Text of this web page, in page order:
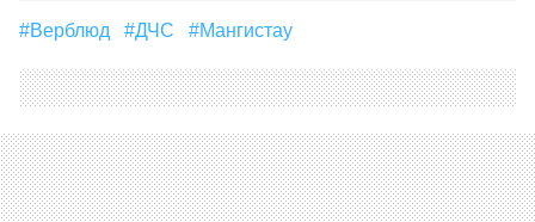
#Верблюд #ДЧС #Мангистау